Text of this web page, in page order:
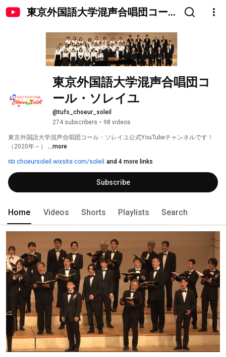
東京外国語大学混声合唱団コー
東京外国語大学混声合唱団コ
ール・ソレイユ
@tufs_choeur_soleil
274 subscribers • 98 videos
東京外国語大学混声合唱団コール・ソレイユ公式YouTubeチャンネルです！
（2020年～） ...more
choeursoleil.wixsite.com/soleil and 4 more links
Subscribe
Home Videos Shorts Playlists Search